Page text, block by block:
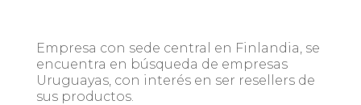
Empresa con sede central en Finlandia, se
encuentra en búsqueda de empresas
Uruguayas, con interés en ser resellers de
sus productos.